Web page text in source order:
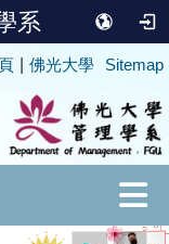
系
佛光大學 Sitemap